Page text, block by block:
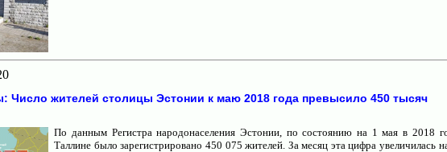
Число жителей столицы Эстонии к маю 2018 года превысило 450 тысяч
По данным Регистра народонаселения Эстонии, по состоянию на 1 мая в 2018
Таллине было зарегистрировано 450 075 жителей. За месяц эта цифра увеличилась